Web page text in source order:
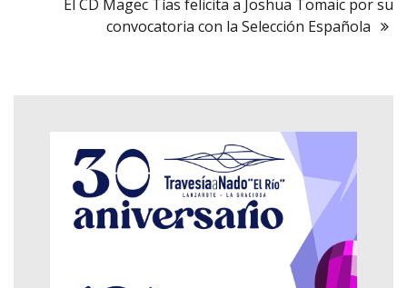
El CD Magec Tías felicita a Joshua Tomaic por su
convocatoria con la Selección Española